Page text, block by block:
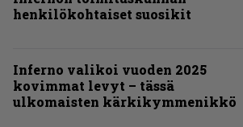
henkilökohtaiset suosikit
Inferno valikoi vuoden 2025
kovimmat levyt – tässä
ulkomaisten kärkikymmenikkö